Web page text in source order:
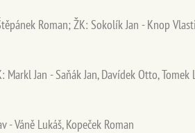
Roman; ŽK: Sokolík Jan - Knop
Jan - Saňák Jan, Davídek Otto,
- Váně Lukáš, Kopeček Roman